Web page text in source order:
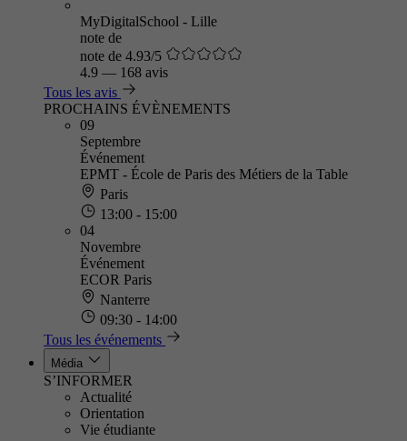
MyDigitalSchool - Lille
note de
note de 4.93/5
4.9 — 168 avis
Tous les avis
PROCHAINS ÉVÈNEMENTS
09
Septembre
Événement
EPMT - École de Paris des Métiers de la Table
Paris
13:00 - 15:00
04
Novembre
Événement
ECOR Paris
Nanterre
09:30 - 14:00
Tous les événements
Média
S’INFORMER
Actualité
Orientation
Vie étudiante